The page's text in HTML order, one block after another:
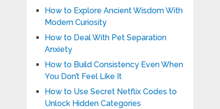
How to Explore Ancient Wisdom With
Modern Curiosity
How to Deal With Pet Separation
Anxiety
How to Build Consistency Even When
You Don’t Feel Like It
How to Use Secret Netflix Codes to
Unlock Hidden Categories